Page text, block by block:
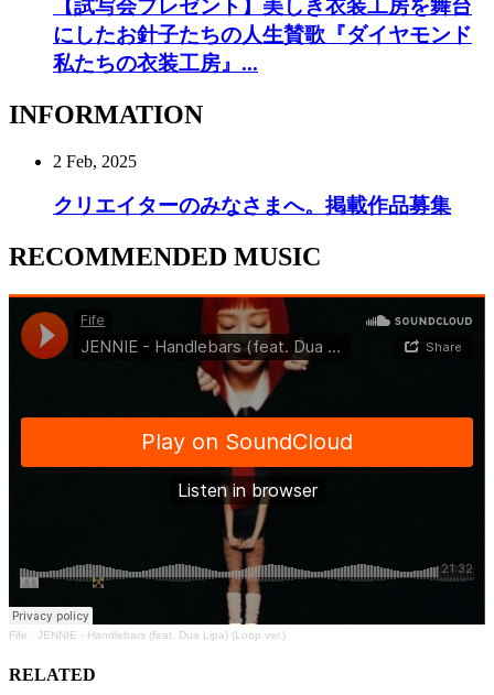
【試写会プレゼント】美しき衣装工房を舞台
にしたお針子たちの人生賛歌『ダイヤモンド
私たちの衣装工房』...
INFORMATION
2 Feb, 2025
クリエイターのみなさまへ。掲載作品募集
RECOMMENDED MUSIC
Fife · JENNIE - Handlebars (feat. Dua Lipa) (Loop ver.)
RELATED